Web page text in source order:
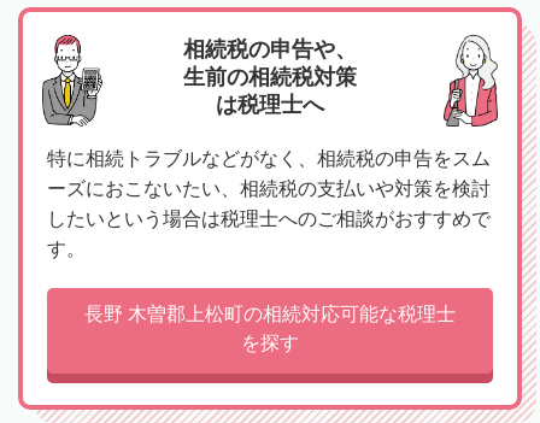
相続税の申告や、
生前の相続税対策
は税理士へ
特に相続トラブルなどがなく、相続税の申告をスム
ーズにおこないたい、相続税の支払いや対策を検討
したいという場合は税理士へのご相談がおすすめで
す。
長野 木曽郡上松町の相続対応可能な税理士
を探す